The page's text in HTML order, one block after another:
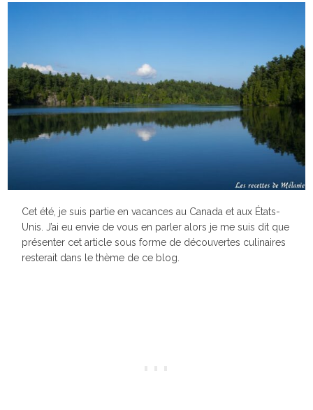
Cet été, je suis partie en vacances au Canada et aux États-
Unis. J’ai eu envie de vous en parler alors je me suis dit que
présenter cet article sous forme de découvertes culinaires
resterait dans le thème de ce blog.